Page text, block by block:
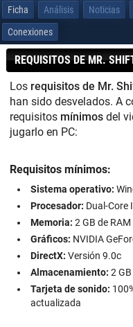
Ficha Análisis Noticias
Conexiones
REQUISITOS DE MR.
Los requisitos de Mr.
han sido desvelados. A
requisitos mínimos del
jugarlo en PC:
Requisitos mínimos:
Sistema operativo:
Procesador: Dual-Core
Memoria: 2 GB de RAM
Gráficos: NVIDIA
DirectX: Versión 9.0c
Almacenamiento: 2
Tarjeta de sonido:
actualizada